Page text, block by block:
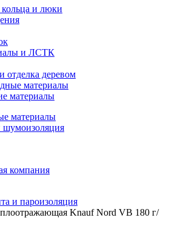
и люки
и ЛСТК
отделка деревом
материалы
материалы
материалы
шумоизоляция
и пароизоляция
Knauf Nord VB 180 г/